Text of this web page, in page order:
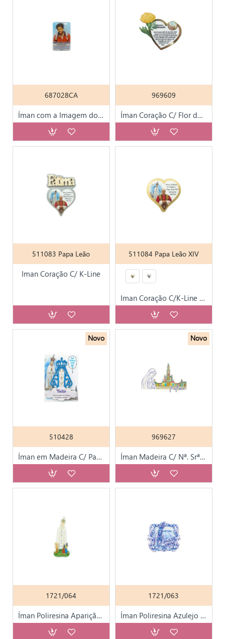
687028CA
Íman com a Imagem do São Carlo Acutis
969609
Íman Coração C/ Flor do Mês e Aparição de Fátima
511083 Papa Leão
Iman Coração C/ K-Line
511084 Papa Leão XIV
Iman Coração C/K-Line e Santos
Novo
510428
Íman em Madeira C/ Parentesco
Novo
969627
Íman Madeira C/ Nª. Srª. Fátima e Santuário Colorido
1721/064
Íman Poliresina Aparição de Fátima Color.
1721/063
Íman Poliresina Azulejo Azul C/ Aparição